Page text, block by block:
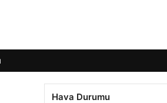
Hava Durumu